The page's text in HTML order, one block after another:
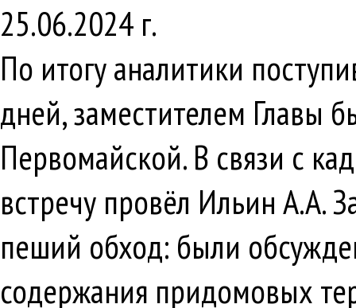
25.06.2024 г.
По итогу аналитики
дней, заместителем Главы
Первомайской. В связи с
встречу провёл Ильин А.А.
пеший обход: были
содержания придомовых